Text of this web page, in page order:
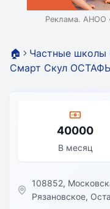
Реклама. АНОО
🏠 Частные школы
Смарт Скул
40000
В месяц
​108852,
Рязановское,